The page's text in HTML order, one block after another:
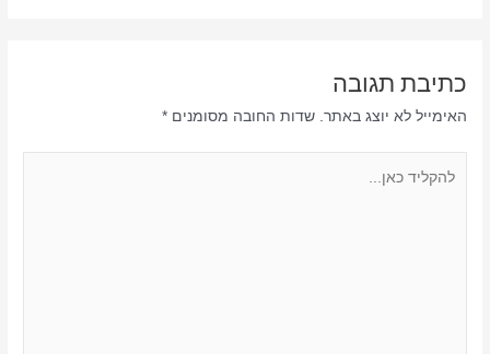
כתיבת תגובה
האימייל לא יוצג באתר. שדות החובה מסומנים*